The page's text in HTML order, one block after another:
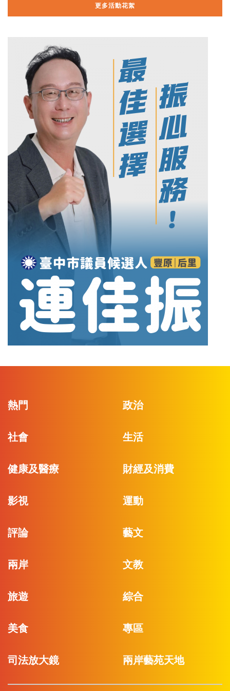
更多活動花絮
熱門 政治
社會 生活
健康及醫療 財經及消費
影視 運動
評論 藝文
兩岸 文教
旅遊 綜合
美食 專區
司法放大鏡 兩岸藝苑天地